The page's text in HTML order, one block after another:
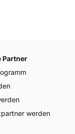
Partner
werden